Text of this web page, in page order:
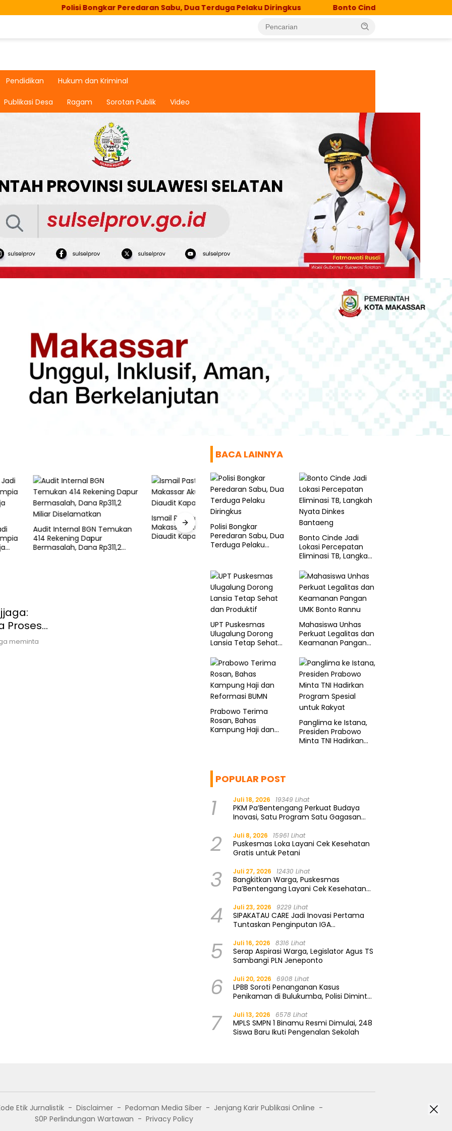
Polisi Bongkar Peredaran Sabu, Dua Terduga Pelaku Diringkus Bonto Cinde Jadi Lokasi Percepatan
Pendidikan Hukum dan Kriminal
Publikasi Desa Ragam Sorotan Publik Video
BGN Temukan
Dapur
Dana Rp311,2
Ismail Pastikan Hibah KONI
Makassar Akuntabel, Siap
Diaudit Kapan Saja
Tragedi KM Nurul Salsa,
Pemprov Sulsel Koordinasi
Intensif dengan Basarnas
Nurul Salsa Menunggu
Diselamatkan
Proses
meminta
BACA LAINNYA
Polisi Bongkar
Peredaran Sabu, Dua
Terduga Pelaku
Bonto Cinde Jadi
Lokasi Percepatan
Eliminasi TB, Langkah
Bantaeng
UPT Puskesmas
Ulugalung Dorong
Lansia Tetap Sehat
Mahasiswa Unhas
Perkuat Legalitas dan
Keamanan Pangan
Prabowo Terima
Rosan, Bahas
Kampung Haji dan
Panglima ke Istana,
Presiden Prabowo
Minta TNI Hadirkan
POPULAR POST
1 Juli 18, 2026 19349 Lihat
PKM Pa’Bentengang Perkuat Budaya
Inovasi, Satu Program Satu Gagasan
2 Juli 8, 2026 15961 Lihat
Puskesmas Loka Layani Cek Kesehatan
Gratis untuk Petani
3 Juli 27, 2026 12430 Lihat
Bangkitkan Warga, Puskesmas
Pa’Bentengang Layani Cek Kesehatan
4 Juli 23, 2026 9229 Lihat
SIPAKATAU CARE Jadi Inovasi Pertama
Tuntaskan Penginputan IGA
5 Juli 16, 2026 8316 Lihat
Serap Aspirasi Warga, Legislator Agus TS
Sambangi PLN Jeneponto
6 Juli 20, 2026 6908 Lihat
LPBB Soroti Penanganan Kasus
Penikaman di Bulukumba, Polisi Diminta
7 Juli 13, 2026 6578 Lihat
MPLS SMPN 1 Binamu Resmi Dimulai, 248
Siswa Baru Ikuti Pengenalan Sekolah
Etik Jurnalistik Disclaimer Pedoman Media Siber
Jenjang Karir Publikasi Online
S0P Perlindungan Wartawan
Privacy Policy